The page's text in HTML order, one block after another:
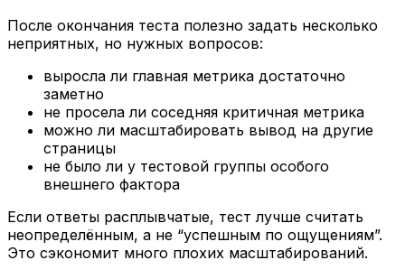
После окончания теста полезно задать несколько
неприятных, но нужных вопросов:
выросла ли главная метрика достаточно
заметно
не просела ли соседняя критичная метрика
можно ли масштабировать вывод на другие
страницы
не было ли у тестовой группы особого
внешнего фактора
Если ответы расплывчатые, тест лучше считать
неопределённым, а не “успешным по ощущениям”.
Это сэкономит много плохих масштабирований.